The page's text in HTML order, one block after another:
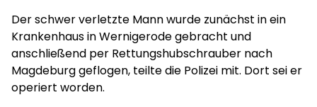
Der schwer verletzte Mann wurde zunächst in ein
Krankenhaus in Wernigerode gebracht und
anschließend per Rettungshubschrauber nach
Magdeburg geflogen, teilte die Polizei mit. Dort sei er
operiert worden.